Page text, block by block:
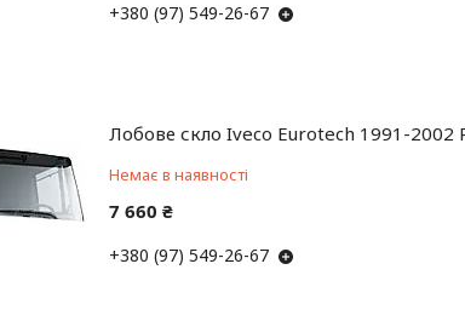
+380 (97) 549-26-67
Лобове скло Iveco Eurotech 1991-2002
Немає в наявності
7 660 ₴
+380 (97) 549-26-67